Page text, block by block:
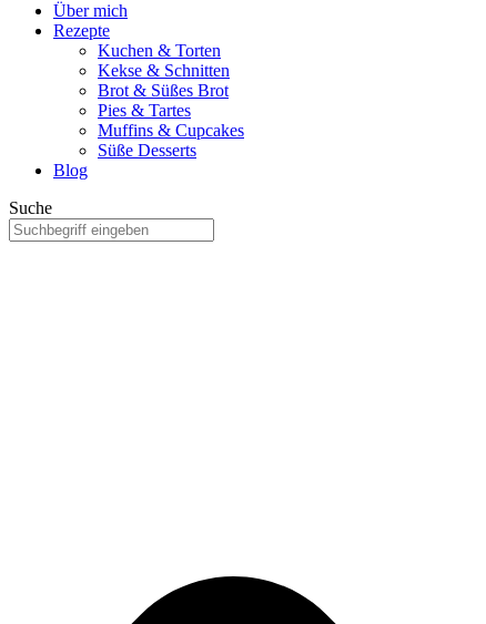
Über mich
Rezepte
Kuchen & Torten
Kekse & Schnitten
Brot & Süßes Brot
Pies & Tartes
Muffins & Cupcakes
Süße Desserts
Blog
Suche